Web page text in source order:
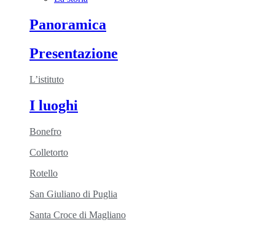
Panoramica
Presentazione
L’istituto
I luoghi
Bonefro
Colletorto
Rotello
San Giuliano di Puglia
Santa Croce di Magliano